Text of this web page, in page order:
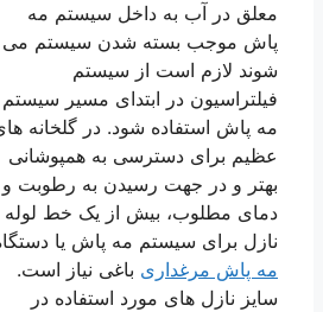
معلق در آب به داخل سیستم مه
پاش موجب بسته شدن سیستم می
شوند لازم است از سیستم
فیلتراسیون در ابتدای مسیر سیستم
مه پاش استفاده شود. در گلخانه های
عظیم برای دسترسی به همپوشانی
بهتر و در جهت رسیدن به رطوبت و
دمای مطلوب، بیش از یک خط لوله
نازل برای سیستم مه پاش یا دستگاه
مه پاش مرغداریباغی نیاز است.
سایز نازل های مورد استفاده در